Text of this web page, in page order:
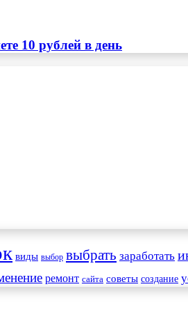
10 рублей в день
виды выбор выбрать заработать
ремонт сайта советы создание